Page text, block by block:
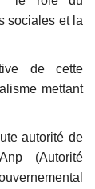
sociales et la
de cette
mettant
autorité de
(Autorité